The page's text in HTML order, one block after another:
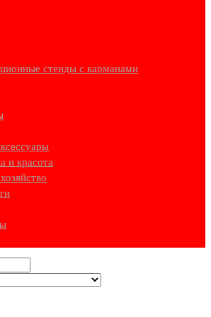
стенды с карманами
и красота